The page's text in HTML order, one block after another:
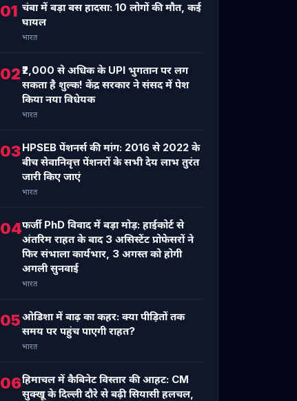
01 चंबा में बड़ा बस हादसा: 10 लोगों की मौत, कई
घायल
भारत
02₹2,000 से अधिक के UPI भुगतान पर लग
सकता है शुल्क! केंद्र सरकार ने संसद में पेश
किया नया विधेयक
भारत
03HPSEB पेंशनर्स की मांग: 2016 से 2022 के
बीच सेवानिवृत्त पेंशनरों के सभी देय लाभ तुरंत
जारी किए जाएं
भारत
04फर्जी PhD विवाद में बड़ा मोड़: हाईकोर्ट से
अंतरिम राहत के बाद 3 असिस्टेंट प्रोफेसरों ने
फिर संभाला कार्यभार, 3 अगस्त को होगी
अगली सुनवाई
भारत
05ओडिशा में बाढ़ का कहर: क्या पीड़ितों तक
समय पर पहुंच पाएगी राहत?
भारत
06हिमाचल में कैबिनेट विस्तार की आहट: CM
सुक्खू के दिल्ली दौरे से बढ़ी सियासी हलचल,